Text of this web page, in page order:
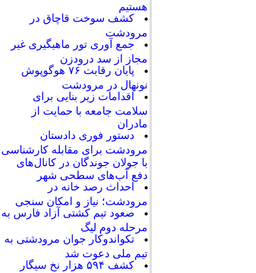
هستیم
کشف سوخت قاچاق در
مرودشت
جمع آوری تور ماهیگیری غیر
مجاز از سد درودزن
پایان رقابت‌ ۷۶ هوگوپوش
نونهال در مرودشت
اقدامات زیر بنایی برای
سلامت جامعه با حمایت از
مادران
دستور فوری دادستان
مرودشت برای مقابله کارشناسی
با جولان جوندگان در کانال‌های
دفع آب‌های سطحی شهر
احداث رصد خانه در
مرودشت؛ نیاز و امکان سنجی
صعود تیم کشتی آزاد فارس به
مرحله دوم لیگ
تکواندوکار جوان مرودشتی به
تیم ملی دعوت شد
کشف ۵۹۴ هزار نخ سیگار